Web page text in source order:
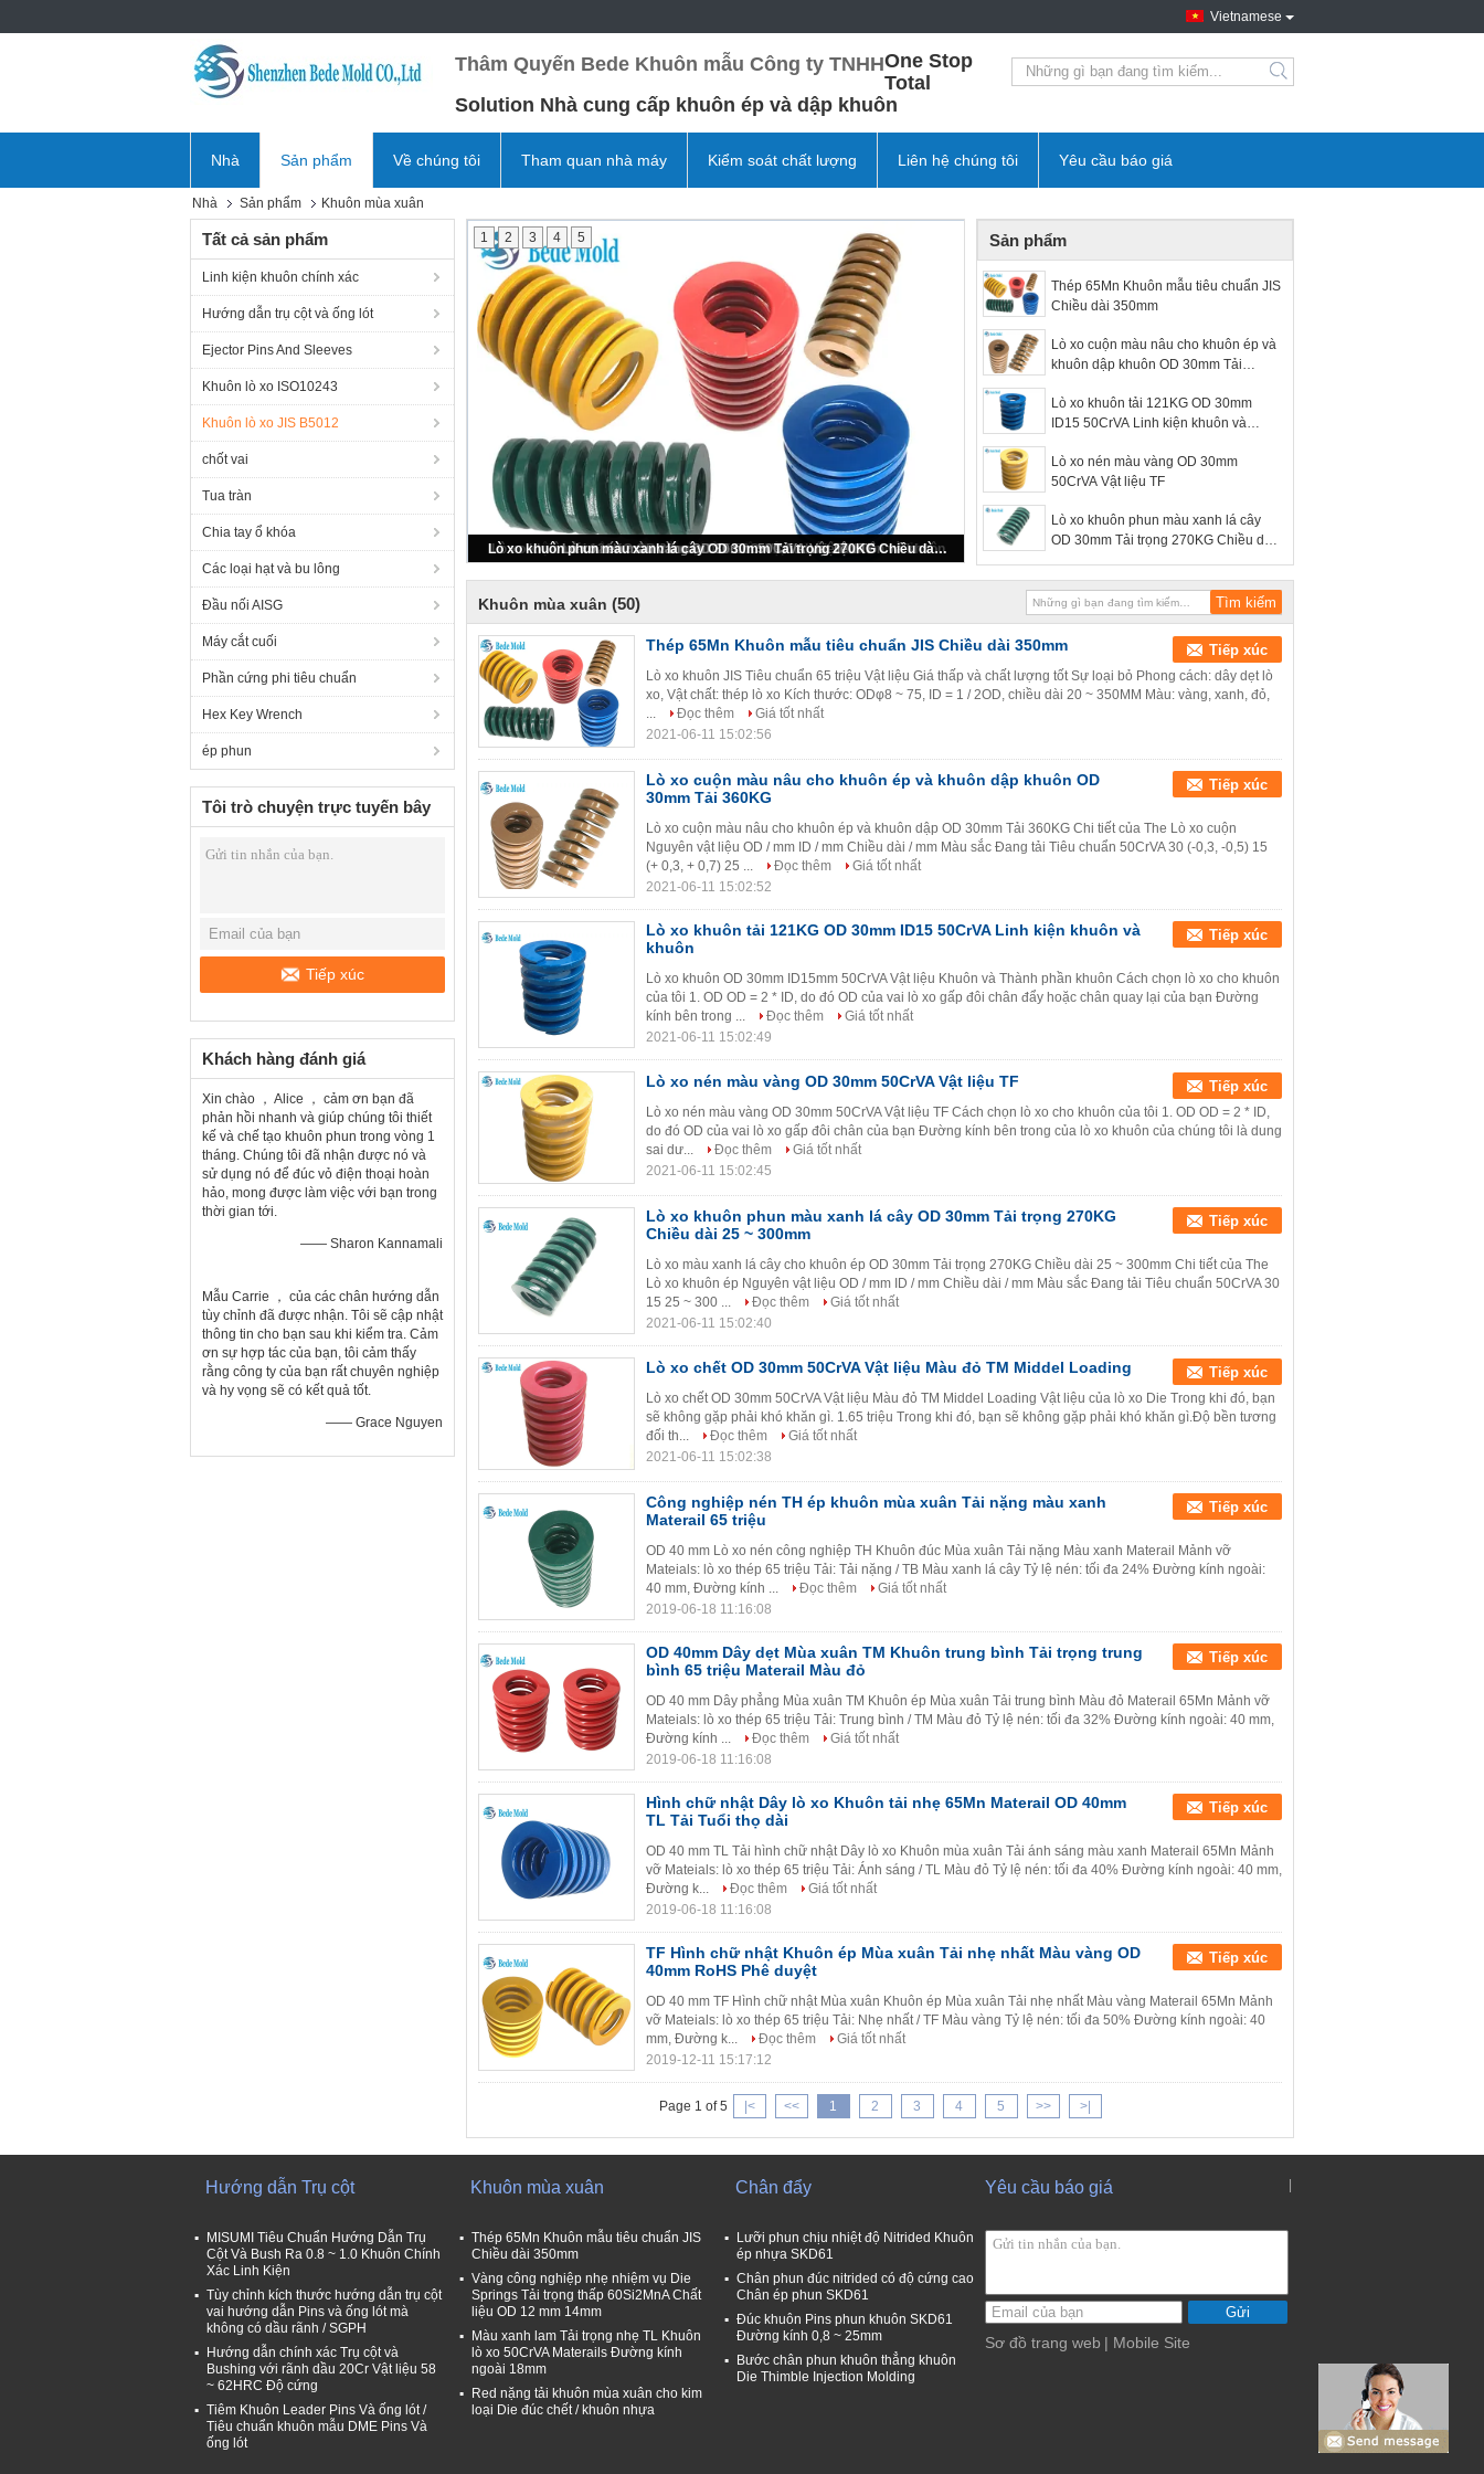
Vietnamese
Thâm Quyến Bede Khuôn mẫu Công ty TNHHOne Stop
Total
Solution Nhà cung cấp khuôn ép và dập khuôn
Nhà Sản phẩm Về chúng tôi Tham quan nhà máy Kiểm soát chất lượng Liên hệ chúng tôi Yêu cầu báo giá
Nhà Sản phẩm Khuôn mùa xuân
Tất cả sản phẩm
Linh kiện khuôn chính xác
Hướng dẫn trụ cột và ống lót
Ejector Pins And Sleeves
Khuôn lò xo ISO10243
Khuôn lò xo JIS B5012
chốt vai
Tua tràn
Chia tay ổ khóa
Các loại hạt và bu lông
Đầu nối AISG
Máy cắt cuối
Phần cứng phi tiêu chuẩn
Hex Key Wrench
ép phun
Tôi trò chuyện trực tuyến bây
giờ
Tiếp xúc
Khách hàng đánh giá
Xin chào ， Alice ， cảm ơn bạn đã
phản hồi nhanh và giúp chúng tôi thiết
kế và chế tạo khuôn phun trong vòng 1
tháng. Chúng tôi đã nhận được nó và
sử dụng nó để đúc vỏ điện thoại hoàn
hảo, mong được làm việc với bạn trong
thời gian tới.
—— Sharon Kannamali
Mẫu Carrie ， của các chân hướng dẫn
tùy chỉnh đã được nhận. Tôi sẽ cập nhật
thông tin cho bạn sau khi kiểm tra. Cảm
ơn sự hợp tác của bạn, tôi cảm thấy
rằng công ty của bạn rất chuyên nghiệp
và hy vọng sẽ có kết quả tốt.
—— Grace Nguyen
Thép 65Mn Khuôn mẫu tiêu chuẩn JIS Chiều dài 350mm
1 2 3 4 5 Sản phẩm
Thép 65Mn Khuôn mẫu tiêu chuẩn JIS
Chiều dài 350mm
Lò xo cuộn màu nâu cho khuôn ép và
khuôn dập khuôn OD 30mm Tải
Lò xo khuôn tải 121KG OD 30mm
ID15 50CrVA Linh kiện khuôn và
Lò xo nén màu vàng OD 30mm
50CrVA Vật liệu TF
Lò xo khuôn phun màu xanh lá cây
OD 30mm Tải trọng 270KG Chiều dài
Khuôn mùa xuân (50)
Thép 65Mn Khuôn mẫu tiêu chuẩn JIS Chiều dài 350mm Tiếp xúc
Lò xo khuôn JIS Tiêu chuẩn 65 triệu Vật liệu Giá thấp và chất lượng tốt Sự loại bỏ Phong cách: dây dẹt lò
xo, Vật chất: thép lò xo Kích thước: ODφ8 ~ 75, ID = 1 / 2OD, chiều dài 20 ~ 350MM Màu: vàng, xanh, đỏ,
...
Đọc thêm
Giá tốt nhất
2021-06-11 15:02:56
Lò xo cuộn màu nâu cho khuôn ép và khuôn dập khuôn OD
30mm Tải 360KG
Tiếp xúc
Lò xo cuộn màu nâu cho khuôn ép và khuôn dập OD 30mm Tải 360KG Chi tiết của The Lò xo cuộn
Nguyên vật liệu OD / mm ID / mm Chiều dài / mm Màu sắc Đang tải Tiêu chuẩn 50CrVA 30 (-0,3, -0,5) 15
(+ 0,3, + 0,7) 25 ...
Đọc thêm
Giá tốt nhất
2021-06-11 15:02:52
Lò xo khuôn tải 121KG OD 30mm ID15 50CrVA Linh kiện khuôn và
khuôn
Tiếp xúc
Lò xo khuôn OD 30mm ID15mm 50CrVA Vật liệu Khuôn và Thành phần khuôn Cách chọn lò xo cho khuôn
của tôi 1. OD OD = 2 * ID, do đó OD của vai lò xo gấp đôi chân đẩy hoặc chân quay lại của bạn Đường
kính bên trong ...
Đọc thêm
Giá tốt nhất
2021-06-11 15:02:49
Lò xo nén màu vàng OD 30mm 50CrVA Vật liệu TF Tiếp xúc
Lò xo nén màu vàng OD 30mm 50CrVA Vật liệu TF Cách chọn lò xo cho khuôn của tôi 1. OD OD = 2 * ID,
do đó OD của vai lò xo gấp đôi chân của bạn Đường kính bên trong của lò xo khuôn của chúng tôi là dung
sai dư...
Đọc thêm
Giá tốt nhất
2021-06-11 15:02:45
Lò xo khuôn phun màu xanh lá cây OD 30mm Tải trọng 270KG
Chiều dài 25 ~ 300mm
Tiếp xúc
Lò xo màu xanh lá cây cho khuôn ép OD 30mm Tải trọng 270KG Chiều dài 25 ~ 300mm Chi tiết của The
Lò xo khuôn ép Nguyên vật liệu OD / mm ID / mm Chiều dài / mm Màu sắc Đang tải Tiêu chuẩn 50CrVA 30
15 25 ~ 300 ...
Đọc thêm
Giá tốt nhất
2021-06-11 15:02:40
Lò xo chết OD 30mm 50CrVA Vật liệu Màu đỏ TM Middel Loading Tiếp xúc
Lò xo chết OD 30mm 50CrVA Vật liệu Màu đỏ TM Middel Loading Vật liệu của lò xo Die Trong khi đó, bạn
sẽ không gặp phải khó khăn gì. 1.65 triệu Trong khi đó, bạn sẽ không gặp phải khó khăn gì.Độ bền tương
đối th...
Đọc thêm
Giá tốt nhất
2021-06-11 15:02:38
Công nghiệp nén TH ép khuôn mùa xuân Tải nặng màu xanh
Materail 65 triệu
Tiếp xúc
OD 40 mm Lò xo nén công nghiệp TH Khuôn đúc Mùa xuân Tải nặng Màu xanh Materail Mảnh vỡ
Mateials: lò xo thép 65 triệu Tải: Tải nặng / TB Màu xanh lá cây Tỷ lệ nén: tối đa 24% Đường kính ngoài:
40 mm, Đường kính ...
Đọc thêm
Giá tốt nhất
2019-06-18 11:16:08
OD 40mm Dây dẹt Mùa xuân TM Khuôn trung bình Tải trọng trung
bình 65 triệu Materail Màu đỏ
Tiếp xúc
OD 40 mm Dây phẳng Mùa xuân TM Khuôn ép Mùa xuân Tải trung bình Màu đỏ Materail 65Mn Mảnh vỡ
Mateials: lò xo thép 65 triệu Tải: Trung bình / TM Màu đỏ Tỷ lệ nén: tối đa 32% Đường kính ngoài: 40 mm,
Đường kính ...
Đọc thêm
Giá tốt nhất
2019-06-18 11:16:08
Hình chữ nhật Dây lò xo Khuôn tải nhẹ 65Mn Materail OD 40mm
TL Tải Tuổi thọ dài
Tiếp xúc
OD 40 mm TL Tải hình chữ nhật Dây lò xo Khuôn mùa xuân Tải ánh sáng màu xanh Materail 65Mn Mảnh
vỡ Mateials: lò xo thép 65 triệu Tải: Ánh sáng / TL Màu đỏ Tỷ lệ nén: tối đa 40% Đường kính ngoài: 40 mm,
Đường k...
Đọc thêm
Giá tốt nhất
2019-06-18 11:16:08
TF Hình chữ nhật Khuôn ép Mùa xuân Tải nhẹ nhất Màu vàng OD
40mm RoHS Phê duyệt
Tiếp xúc
OD 40 mm TF Hình chữ nhật Mùa xuân Khuôn ép Mùa xuân Tải nhẹ nhất Màu vàng Materail 65Mn Mảnh
vỡ Mateials: lò xo thép 65 triệu Tải: Nhẹ nhất / TF Màu vàng Tỷ lệ nén: tối đa 50% Đường kính ngoài: 40
mm, Đường k...
Đọc thêm
Giá tốt nhất
2019-12-11 15:17:12
Page 1 of 5 |< << 1 2 3 4 5 >> >|
Hướng dẫn Trụ cột
MISUMI Tiêu Chuẩn Hướng Dẫn Trụ
Cột Và Bush Ra 0.8 ~ 1.0 Khuôn Chính
Xác Linh Kiện
Tùy chỉnh kích thước hướng dẫn trụ cột
vai hướng dẫn Pins và ống lót mà
không có dầu rãnh / SGPH
Hướng dẫn chính xác Trụ cột và
Bushing với rãnh dầu 20Cr Vật liệu 58
~ 62HRC Độ cứng
Tiêm Khuôn Leader Pins Và ống lót /
Tiêu chuẩn khuôn mẫu DME Pins Và
ống lót
Khuôn mùa xuân
Thép 65Mn Khuôn mẫu tiêu chuẩn JIS
Chiều dài 350mm
Vàng công nghiệp nhẹ nhiệm vụ Die
Springs Tải trọng thấp 60Si2MnA Chất
liệu OD 12 mm 14mm
Màu xanh lam Tải trọng nhẹ TL Khuôn
lò xo 50CrVA Materails Đường kính
ngoài 18mm
Red nặng tải khuôn mùa xuân cho kim
loại Die đúc chết / khuôn nhựa
Chân đẩy
Lưỡi phun chịu nhiệt độ Nitrided Khuôn
ép nhựa SKD61
Chân phun đúc nitrided có độ cứng cao
Chân ép phun SKD61
Đúc khuôn Pins phun khuôn SKD61
Đường kính 0,8 ~ 25mm
Bước chân phun khuôn thẳng khuôn
Die Thimble Injection Molding
Yêu cầu báo giá
Gửi
Sơ đồ trang web | Mobile Site